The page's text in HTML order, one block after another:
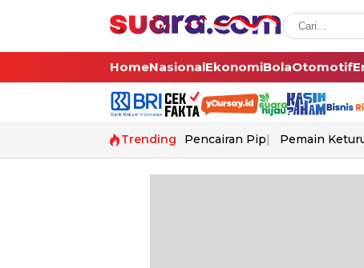
HomeNasionalEkonomiBolaOtomotif
Trending Pencairan Pip Pemain